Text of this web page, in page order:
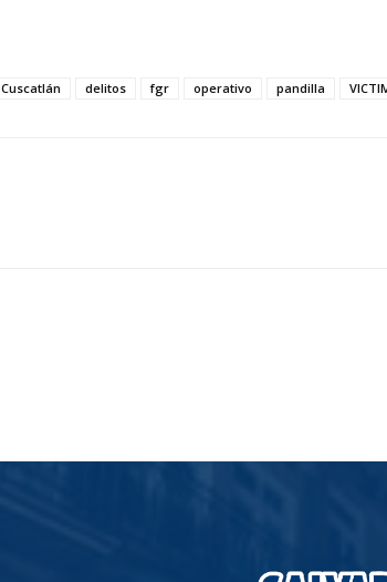
Cuscatlán delitos fgr operativo pandilla